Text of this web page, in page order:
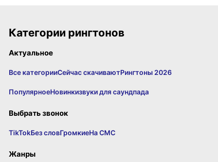
Категории рингтонов
Актуальное
Все категорииСейчас скачиваютРингтоны 2026
ПопулярноеНовинкизвуки для саундпада
Выбрать звонок
TikTokБез словГромкиеНа СМС
Жанры